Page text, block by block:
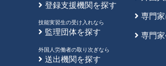
登録支援機関を探す
技能実習生の受け入れなら
監理団体を探す
外国人労働者の取り次ぎなら
送出機関を探す
専門
専門